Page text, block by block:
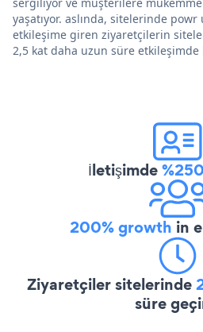
yaşatıyor. aslında, sitelerinde powr
etkileşime giren ziyaretçilerin
2,5 kat daha uzun süre
İletişimde
200% growth in
Ziyaretçiler sitelerinde
süre